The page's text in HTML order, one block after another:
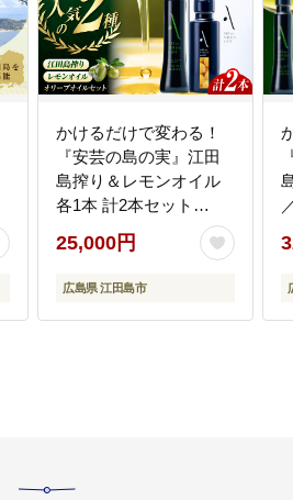
かけるだけで変わる！
『安芸の島の実』江田
島搾り＆レモンオイル
各1本 計2本セット
【2025年11月下旬以降
順次発送】 オリーブオ
イル 調味料 油 江田島
会社[XAJ013] オリーブ
25,000円
広島県 江田島市